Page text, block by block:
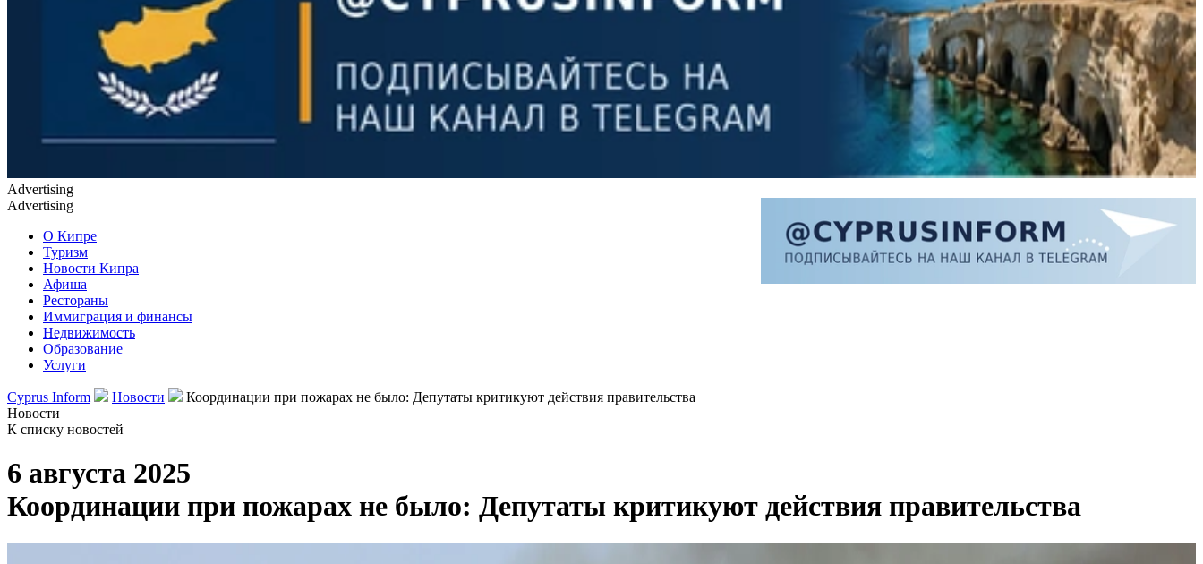
Advertising
Advertising
О Кипре
Туризм
Новости Кипра
Афиша
Рестораны
Иммиграция и финансы
Недвижимость
Образование
Услуги
Cyprus Inform Новости
Координации при пожарах не было: Депутаты критикуют действия правительства
Новости
К списку новостей
6 августа 2025
Координации при пожарах не было: Депутаты критикуют действия правительства